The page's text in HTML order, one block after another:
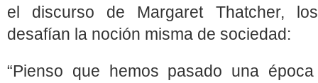
el discurso de Margaret Thatcher,
desafían la noción misma de sociedad:
“Pienso que hemos pasado una